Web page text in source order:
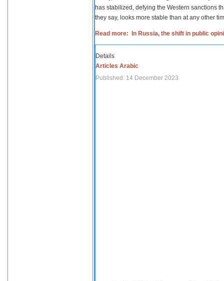
has stabilized, defying the Western sanctions
they say, looks more stable than at any other
Read more: In Russia, the shift in public
Details
Articles Arabic
Published: 14 December 2023